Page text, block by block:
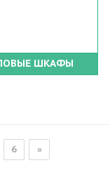
ШКАФЫ
6 »